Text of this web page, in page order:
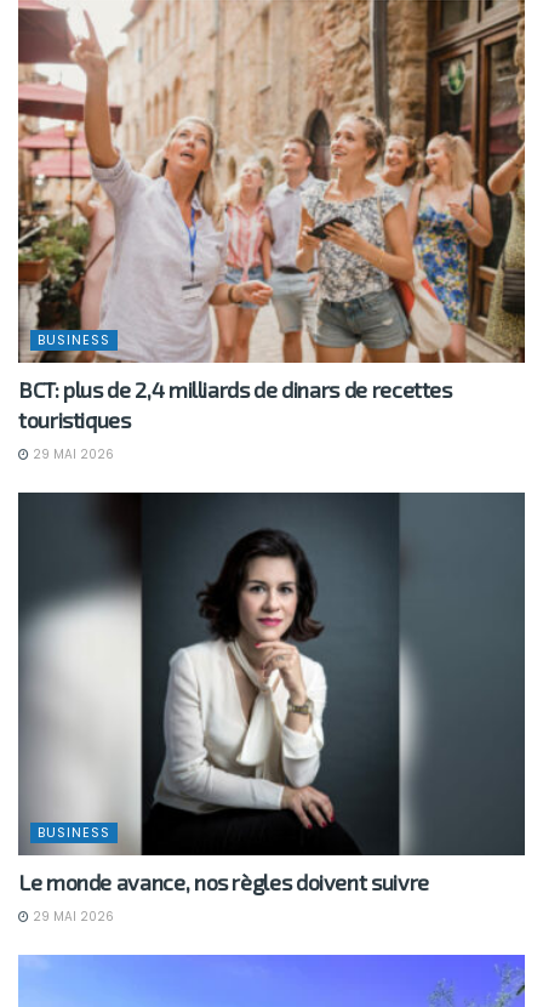
BUSINESS
BCT: plus de 2,4 milliards de dinars de recettes
touristiques
29 MAI 2026
BUSINESS
Le monde avance, nos règles doivent suivre
29 MAI 2026